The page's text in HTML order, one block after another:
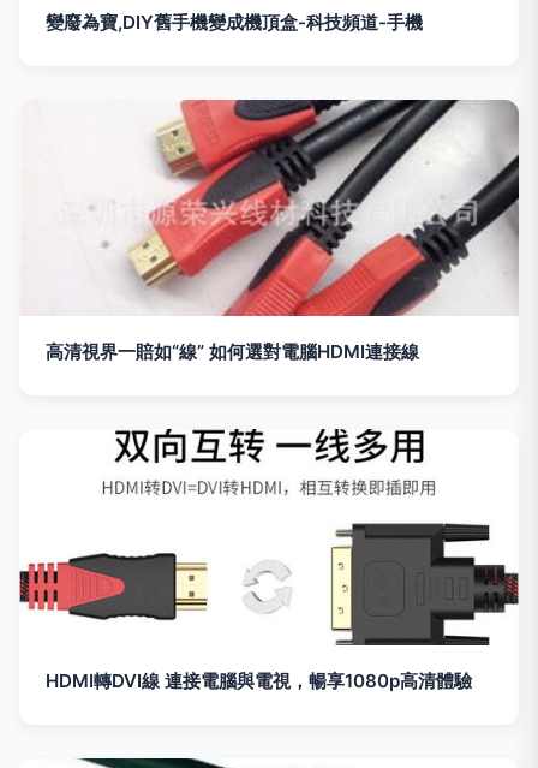
變廢為寶,DIY舊手機變成機頂盒-科技頻道-手機
高清視界一賠如“線” 如何選對電腦HDMI連接線
HDMI轉DVI線 連接電腦與電視，暢享1080p高清體驗